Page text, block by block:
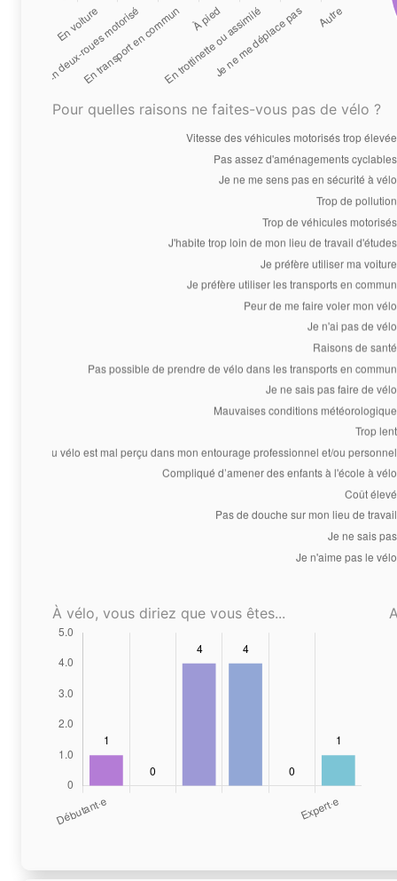
Pour quelles raisons ne faites-vous pas de vélo ?
À vélo, vous diriez que vous êtes...